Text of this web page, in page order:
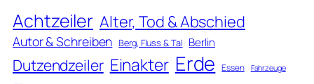
Achtzeiler Alter, Tod & Abschied
Autor & Schreiben Berg, Fluss & Tal Berlin
Dutzendzeiler Einakter Erde Essen Fahrzeuge